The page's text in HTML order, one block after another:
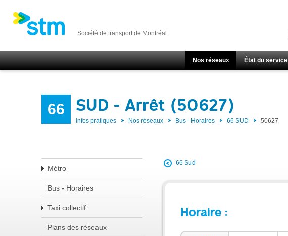
Société de transport de Montréal
Nos réseaux État du service
66 SUD - Arrêt (50627)
Infos pratiques Nos réseaux Bus - Horaires 66 SUD 50627
Métro
Bus - Horaires
Taxi collectif
Plans des réseaux
66 Sud
Horaire :